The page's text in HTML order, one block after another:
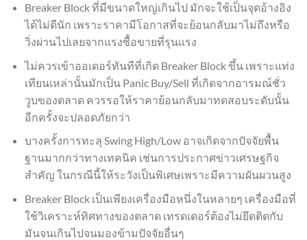
Breaker Block ที่มีขนาดใหญ่เกินไป มักจะใช้เป็นจุดอ้างอิง
ได้ไม่ดีนัก เพราะราคามีโอกาสที่จะย้อนกลับมาไม่ถึงหรือ
วิ่งผ่านไปเลยจากแรงซื้อขายที่รุนแรง
ไม่ควรเข้าออเดอร์ทันทีที่เกิด Breaker Block ขึ้น เพราะแท่ง
เทียนเหล่านั้นมักเป็น Panic Buy/Sell ที่เกิดจากอารมณ์ชั่ว
วูบของตลาด ควรรอให้ราคาย้อนกลับมาทดสอบระดับนั้น
อีกครั้งจะปลอดภัยกว่า
บางครั้งการทะลุ Swing High/Low อาจเกิดจากปัจจัยพื้น
ฐานมากกว่าทางเทคนิค เช่นการประกาศข่าวเศรษฐกิจ
สำคัญ ในกรณีนี้ให้ระวังเป็นพิเศษเพราะมีความผันผวนสูง
Breaker Block เป็นเพียงเครื่องมือหนึ่งในหลายๆ เครื่องมือที่
ใช้วิเคราะห์ทิศทางของตลาด เทรดเดอร์ต้องไม่ยึดติดกับ
มันจนเกินไปจนมองข้ามปัจจัยอื่นๆ